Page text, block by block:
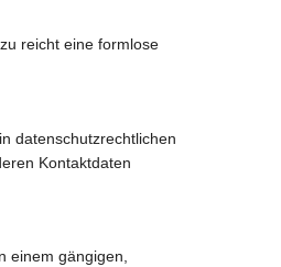
reicht eine formlose
datenschutzrechtlichen
Kontaktdaten
einem gängigen,